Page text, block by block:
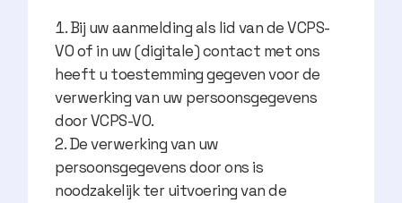
Bij uw aanmelding als lid van de VCPS-
VO of in uw (digitale) contact met ons
heeft u toestemming gegeven voor de
verwerking van uw persoonsgegevens
door VCPS-VO.
De verwerking van uw
persoonsgegevens door ons is
noodzakelijk ter uitvoering van de